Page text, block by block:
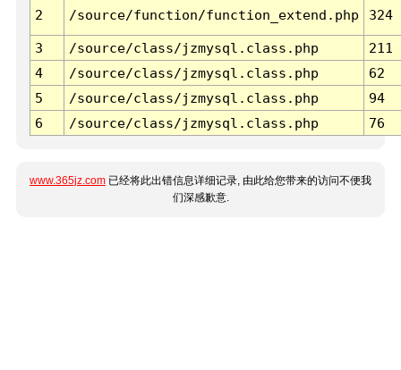
2 /source/function/function_extend.php 324
3 /source/class/jzmysql.class.php
211
4
/source/class/jzmysql.class.php
62
5
/source/class/jzmysql.class.php
94
6
/source/class/jzmysql.class.php 76
www.365jz.com 已经将此出错信息详细记录, 由此给您带来的访问不便我
们深感歉意.